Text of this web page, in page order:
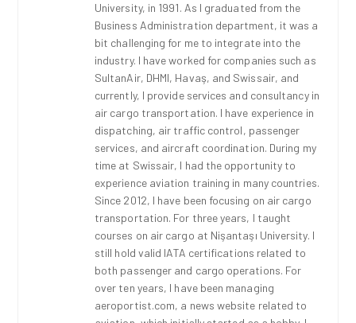
University, in 1991. As I graduated from the
Business Administration department, it was a
bit challenging for me to integrate into the
industry. I have worked for companies such as
SultanAir, DHMI, Havaş, and Swissair, and
currently, I provide services and consultancy in
air cargo transportation. I have experience in
dispatching, air traffic control, passenger
services, and aircraft coordination. During my
time at Swissair, I had the opportunity to
experience aviation training in many countries.
Since 2012, I have been focusing on air cargo
transportation. For three years, I taught
courses on air cargo at Nişantaşı University. I
still hold valid IATA certifications related to
both passenger and cargo operations. For
over ten years, I have been managing
aeroportist.com, a news website related to